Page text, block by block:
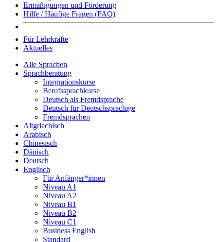
Ermäßigungen und Förderung
Hilfe / Häufige Fragen (FAQ)
Für Lehrkräfte
Aktuelles
Alle Sprachen
Sprachberatung
Integrationskurse
Berufssprachkurse
Deutsch als Fremdsprache
Deutsch für Deutschsprachige
Fremdsprachen
Altgriechisch
Arabisch
Chinesisch
Dänisch
Deutsch
Englisch
Für Anfänger*innen
Niveau A1
Niveau A2
Niveau B1
Niveau B2
Niveau C1
Business English
Standard